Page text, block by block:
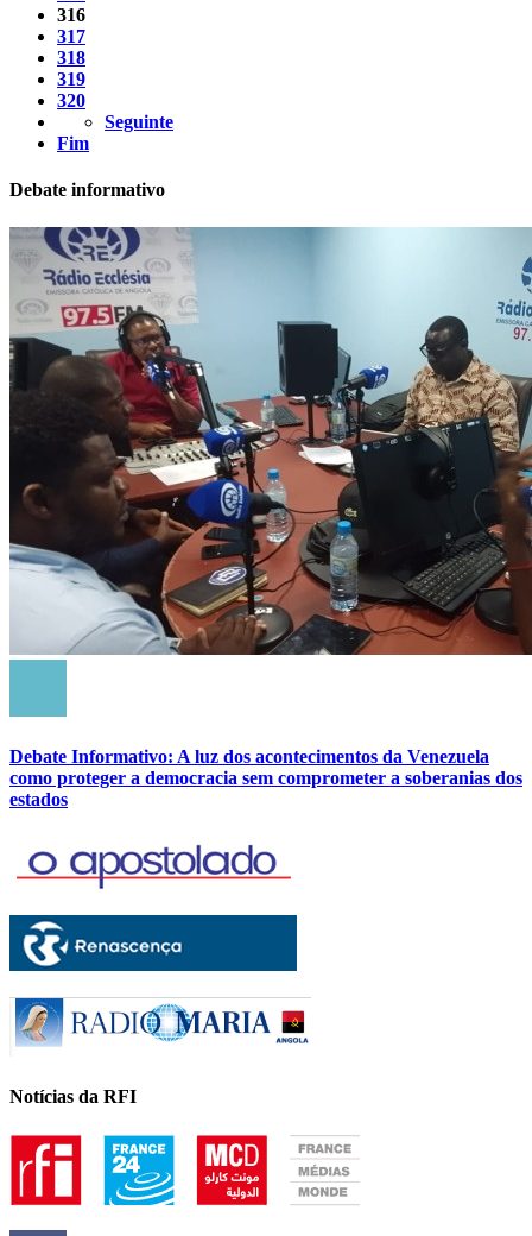
316
317
318
319
320
Seguinte
Fim
Debate informativo
Debate Informativo: A luz dos acontecimentos da Venezuela
como proteger a democracia sem comprometer a soberanias dos
estados
Notícias da RFI